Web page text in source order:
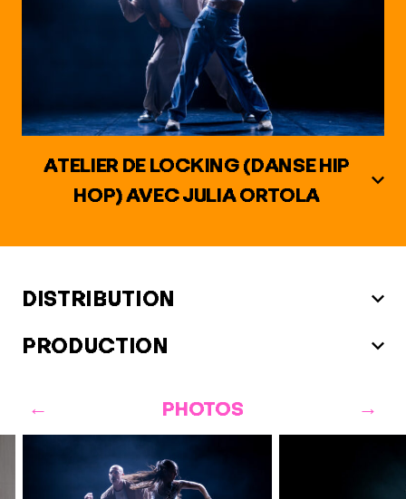
ATELIER DE LOCKING (DANSE HIP
HOP) AVEC JULIA ORTOLA
DISTRIBUTION
PRODUCTION
PHOTOS